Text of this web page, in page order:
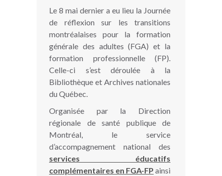
Le 8 mai dernier a eu lieu la Journée
de réflexion sur les transitions
montréalaises pour la formation
générale des adultes (FGA) et la
formation professionnelle (FP).
Celle-ci s’est déroulée à la
Bibliothèque et Archives nationales
du Québec.
Organisée par la Direction
régionale de santé publique de
Montréal, le service
d’accompagnement national des
services éducatifs
complémentaires en FGA-FP ainsi